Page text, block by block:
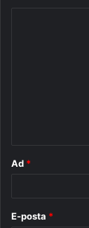
Ad *
E-posta *